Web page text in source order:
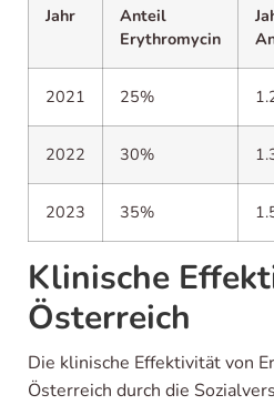
Jahr
Anteil
Erythromycin
2021 25%
2022 30%
2023 35%
Klinische
Österreich
Die klinische Effektivität von
Österreich durch die